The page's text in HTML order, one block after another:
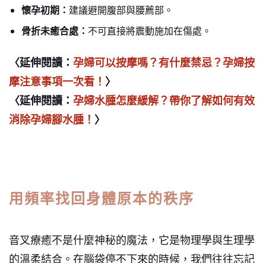
懷孕初期： 建議避開腹部與腰薦部。
骨折未癒合處： 不可直接將震動施加在傷處。
〈延伸閱讀： 孕婦可以按摩嗎？有什麼禁忌？孕婦按
摩注意事項一次看！ 〉
〈延伸閱讀： 孕婦水腫怎麼緩解？帶你了解如何有效
消除孕婦腳水腫！ 〉
用頻率找回身體原本的秩序
音叉療癒不是什麼神秘的魔法，它是物理學與生理學
的溫柔結合。在腦袋停不下來的時候，我們往往忘記